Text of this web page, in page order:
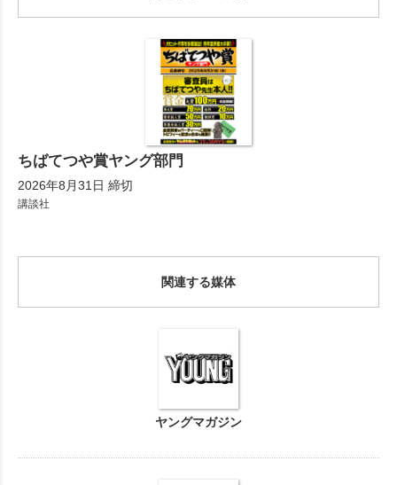
ちばてつや賞ヤング部門
2026年8月31日 締切
講談社
関連する媒体
ヤングマガジン